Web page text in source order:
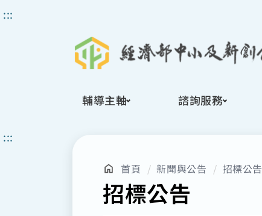
:::
搜
輔導主軸 諮詢服務
:::
首頁 新聞與公告 招標公告
招標公告